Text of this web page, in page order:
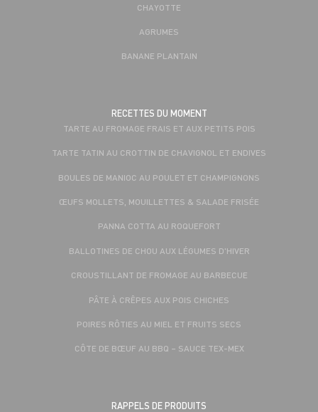
CHAYOTTE
AGRUMES
BANANE PLANTAIN
RECETTES DU MOMENT
TARTE AU FROMAGE FRAIS ET AUX PETITS POIS
TARTE TATIN AU CROTTIN DE CHAVIGNOL ET ENDIVES
BOULES DE MANIOC AU POULET ET CHAMPIGNONS
ŒUFS MOLLETS, MOUILLETTES & SALADE FRISÉE
PANNA COTTA AU ROQUEFORT
BALLOTINES DE CHOU AUX LÉGUMES D'HIVER
CROUSTILLANT DE FROMAGE AU BARBECUE
PÂTE À CRÊPES AUX POIS CHICHES
POIRES RÔTIES AU MIEL ET FRUITS SECS
CÔTE DE BŒUF AU BBQ – SAUCE TEX-MEX
RAPPELS DE PRODUITS